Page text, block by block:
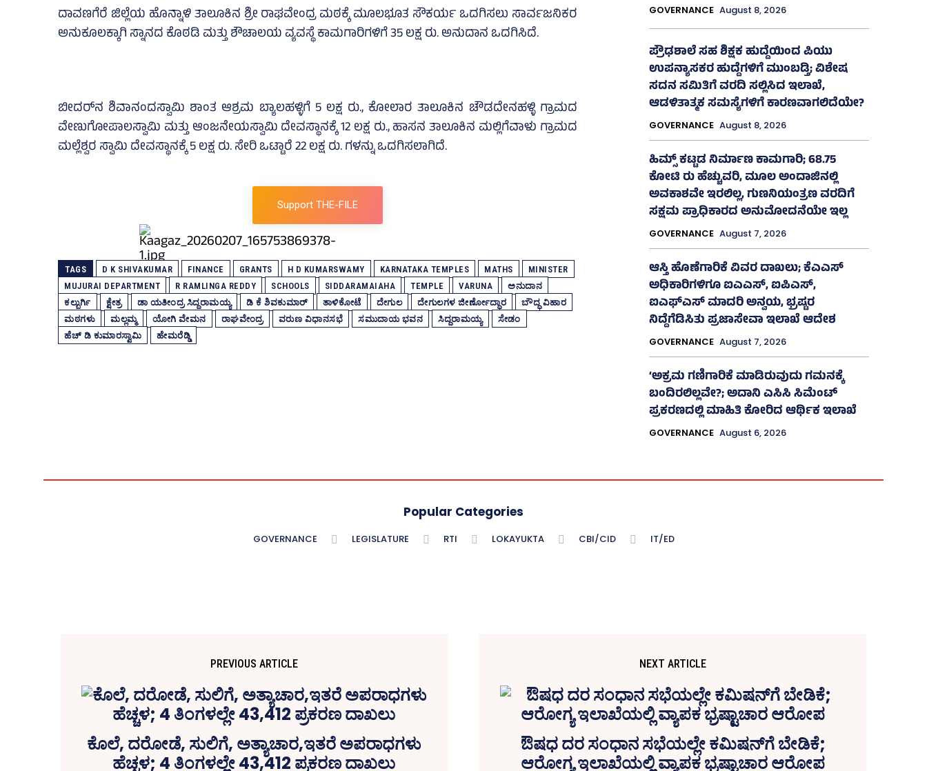
ದಾವಣಗೆರೆ ಜಿಲ್ಲೆಯ ಹೊನ್ನಾಳಿ ತಾಲೂಕಿನ ಶ್ರೀ ರಾಘವೇಂದ್ರ ಮಠಕ್ಕೆ ಮೂಲಭೂತ ಸೌಕರ್ಯ ಒದಗಿಸಲು ಸಾರ್ವಜನಿಕರ
ಅನುಕೂಲಕ್ಕಾಗಿ ಸ್ನಾನದ ಕೊಠಡಿ ಮತ್ತು ಶೌಚಾಲಯ ವ್ಯವಸ್ಥೆ ಕಾಮಗಾರಿಗಳಿಗೆ 35 ಲಕ್ಷ ರು. ಅನುದಾನ ಒದಗಿಸಿದೆ.
ಬೀದರ್‌ನ ಶಿವಾನಂದಸ್ವಾಮಿ ಶಾಂತ ಆಶ್ರಮ ಬ್ಯಾಲಹಳ್ಳಿಗೆ 5 ಲಕ್ಷ ರು., ಕೋಲಾರ ತಾಲೂಕಿನ ಚೌಡದೇನಹಳ್ಳಿ ಗ್ರಾಮದ
ವೇಣುಗೋಪಾಲಸ್ವಾಮಿ ಮತ್ತು ಆಂಜನೇಯಸ್ವಾಮಿ ದೇವಸ್ಥಾನಕ್ಕೆ 12 ಲಕ್ಷ ರು., ಹಾಸನ ತಾಲೂಕಿನ ಮಲ್ಲಿಗೆವಾಳು ಗ್ರಾಮದ
ಮಲ್ಲೆಶ್ವರ ಸ್ವಾಮಿ ದೇವಸ್ಥಾನಕ್ಕೆ 5 ಲಕ್ಷ ರು. ಸೇರಿ ಒಟ್ಟಾರೆ 22 ಲಕ್ಷ ರು. ಗಳನ್ನು ಒದಗಿಸಲಾಗಿದೆ.
Support THE-FILE
TAGS D K SHIVAKUMAR FINANCE GRANTS H D KUMARSWAMY KARNATAKA TEMPLES MATHS
MINISTER
MUJURAI DEPARTMENT
R RAMLINGA REDDY SCHOOLS SIDDARAMAIAHA TEMPLE VARUNA
ಅನುದಾನ
ಕಲ್ಬುರ್ಗಿ
ಕ್ಷೇತ್ರ ಡಾ ಯತೀಂದ್ರ ಸಿದ್ದರಾಮಯ್ಯ ಡಿ ಕೆ ಶಿವಕುಮಾರ್ ತಾಳಿಕೋಟೆ ದೇಗುಲ ದೇಗುಲಗಳ ಜೀರ್ಣೋದ್ಧಾರ
ಬೌದ್ಧ ವಿಹಾರ
ಮಠಗಳು
ಮಲ್ಲಮ್ಮ ಯೋಗಿ ವೇಮನ ರಾಘವೇಂದ್ರ ವರುಣ ವಿಧಾನಸಭೆ ಸಮುದಾಯ ಭವನ ಸಿದ್ದರಾಮಯ್ಯ
ಸೇಡಂ
ಹೆಚ್‌ ಡಿ ಕುಮಾರಸ್ವಾಮಿ
ಹೇಮರೆಡ್ಡಿ
GOVERNANCE August 8, 2026
ಪ್ರೌಢಶಾಲೆ ಸಹ ಶಿಕ್ಷಕ ಹುದ್ದೆಯಿಂದ ಪಿಯು
ಉಪನ್ಯಾಸಕರ ಹುದ್ದೆಗಳಿಗೆ ಮುಂಬಡ್ತಿ; ವಿಶೇಷ
ಸದನ ಸಮಿತಿಗೆ ವರದಿ ಸಲ್ಲಿಸಿದ ಇಲಾಖೆ,
ಆಡಳಿತಾತ್ಮಕ ಸಮಸ್ಯೆಗಳಿಗೆ ಕಾರಣವಾಗಲಿದೆಯೇ?
GOVERNANCE August 8, 2026
ಹಿಮ್ಸ್‌ ಕಟ್ಟಡ ನಿರ್ಮಾಣ ಕಾಮಗಾರಿ; 68.75
ಕೋಟಿ ರು ಹೆಚ್ಚುವರಿ, ಮೂಲ ಅಂದಾಜಿನಲ್ಲಿ
ಅವಕಾಶವೇ ಇರಲಿಲ್ಲ, ಗುಣನಿಯಂತ್ರಣ ವರದಿಗೆ
ಸಕ್ಷಮ ಪ್ರಾಧಿಕಾರದ ಅನುಮೋದನೆಯೇ ಇಲ್ಲ
GOVERNANCE August 7, 2026
ಆಸ್ತಿ ಹೊಣೆಗಾರಿಕೆ ವಿವರ ದಾಖಲು; ಕೆಎಎಸ್
ಅಧಿಕಾರಿಗಳಿಗೂ ಐಎಎಸ್‌, ಐಪಿಎಸ್‌,
ಐಎಫ್‌ಎಸ್‌ ಮಾದರಿ ಅನ್ವಯ, ಭ್ರಷ್ಟರ
ನಿದ್ದೆಗೆಡಿಸಿತು ಪ್ರಜಾಸೇವಾ ಇಲಾಖೆ ಆದೇಶ
GOVERNANCE August 7, 2026
‘ಅಕ್ರಮ ಗಣಿಗಾರಿಕೆ ಮಾಡಿರುವುದು ಗಮನಕ್ಕೆ
ಬಂದಿರಲಿಲ್ಲವೇ?; ಅದಾನಿ ಎಸಿಸಿ ಸಿಮೆಂಟ್
ಪ್ರಕರಣದಲ್ಲಿ ಮಾಹಿತಿ ಕೋರಿದ ಆರ್ಥಿಕ ಇಲಾಖೆ
GOVERNANCE August 6, 2026
Popular Categories
GOVERNANCE LEGISLATURE RTI LOKAYUKTA CBI/CID IT/ED
PREVIOUS ARTICLE
ಕೊಲೆ, ದರೋಡೆ, ಸುಲಿಗೆ, ಅತ್ಯಾಚಾರ,ಇತರೆ ಅಪರಾಧಗಳು
ಹೆಚ್ಚಳ; 4 ತಿಂಗಳಲ್ಲೇ 43,412 ಪ್ರಕರಣ ದಾಖಲು
NEXT ARTICLE
ಔಷಧ ದರ ಸಂಧಾನ ಸಭೆಯಲ್ಲೇ ಕಮಿಷನ್‌ಗೆ ಬೇಡಿಕೆ;
ಆರೋಗ್ಯ ಇಲಾಖೆಯಲ್ಲಿ ವ್ಯಾಪಕ ಭ್ರಷ್ಟಾಚಾರ ಆರೋಪ